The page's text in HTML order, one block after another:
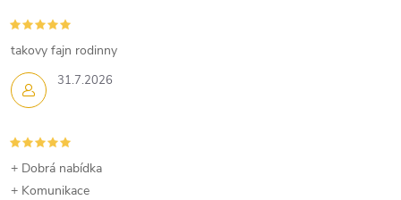
31.7.2026
takovy fajn rodinny
+ Dobrá nabídka
+ Komunikace